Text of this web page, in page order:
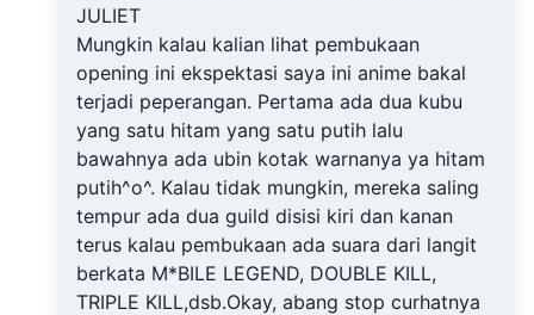
JULIET
Mungkin kalau kalian lihat pembukaan
opening ini ekspektasi saya ini anime bakal
terjadi peperangan. Pertama ada dua kubu
yang satu hitam yang satu putih lalu
bawahnya ada ubin kotak warnanya ya hitam
putih^o^. Kalau tidak mungkin, mereka saling
tempur ada dua guild disisi kiri dan kanan
terus kalau pembukaan ada suara dari langit
berkata M*BILE LEGEND, DOUBLE KILL,
TRIPLE KILL,dsb.Okay, abang stop curhatnya